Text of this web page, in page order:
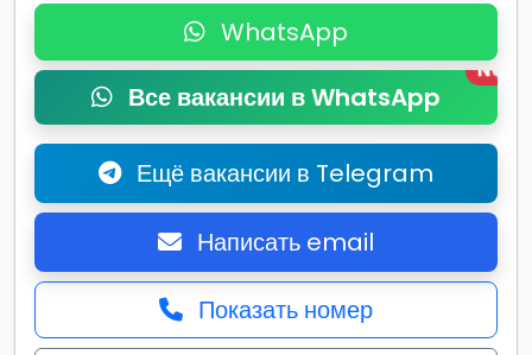
WhatsApp
Все вакансии в WhatsApp
New
Ещё вакансии в Telegram
Написать email
Показать номер